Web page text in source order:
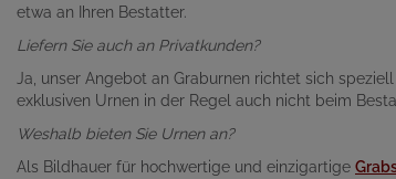
etwa an Ihren Bestatter.
Liefern Sie auch an Privatkunden?
Ja, unser Angebot an Graburnen richtet sich
exklusiven Urnen in der Regel auch nicht beim
Weshalb bieten Sie Urnen an?
Als Bildhauer für hochwertige und einzigartige